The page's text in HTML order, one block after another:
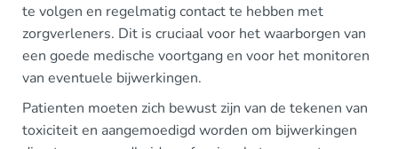
te volgen en regelmatig contact te hebben met
zorgverleners. Dit is cruciaal voor het waarborgen van
een goede medische voortgang en voor het monitoren
van eventuele bijwerkingen.
Patienten moeten zich bewust zijn van de tekenen van
toxiciteit en aangemoedigd worden om bijwerkingen